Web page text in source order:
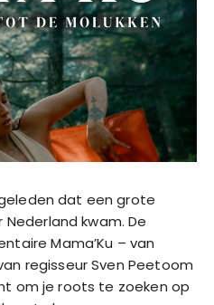
dat een grote
kwam. De
Mama’Ku – van
regisseur Sven Peetoom
om je roots te zoeken op